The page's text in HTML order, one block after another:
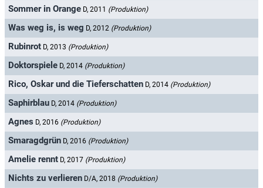
Sommer in Orange D, 2011 (Produktion)
Was weg is, is weg D, 2012 (Produktion)
Rubinrot D, 2013 (Produktion)
Doktorspiele D, 2014 (Produktion)
Rico, Oskar und die Tieferschatten D, 2014 (Produktion)
Saphirblau D, 2014 (Produktion)
Agnes D, 2016 (Produktion)
Smaragdgrün D, 2016 (Produktion)
Amelie rennt D, 2017 (Produktion)
Nichts zu verlieren D/A, 2018 (Produktion)